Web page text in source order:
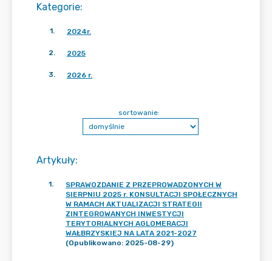
Kategorie:
1. 2024r.
2. 2025
3. 2026 r.
Artykuły:
sortowanie:
1.
SPRAWOZDANIE Z PRZEPROWADZONYCH W
SIERPNIU 2025 r. KONSULTACJI SPOŁECZNYCH
W RAMACH AKTUALIZACJI STRATEGII
ZINTEGROWANYCH INWESTYCJI
TERYTORIALNYCH AGLOMERACJI
WAŁBRZYSKIEJ NA LATA 2021-2027
(Opublikowano: 2025-08-29)